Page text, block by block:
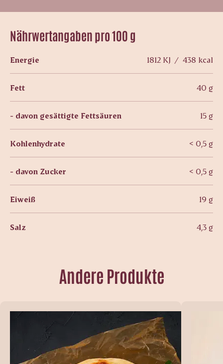
Nährwertangaben pro 100 g
Energie 1812 KJ / 438 kcal
Fett 40 g
- davon gesättigte Fettsäuren 15 g
Kohlenhydrate < 0,5 g
- davon Zucker < 0,5 g
Eiweiß 19 g
Salz 4,3 g
Andere Produkte